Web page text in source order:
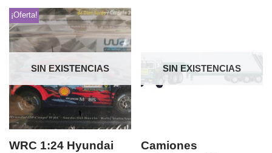
SIN EXISTENCIAS
¡Oferta!
WRC 1:24 Hyundai
SIN EXISTENCIAS
Camiones